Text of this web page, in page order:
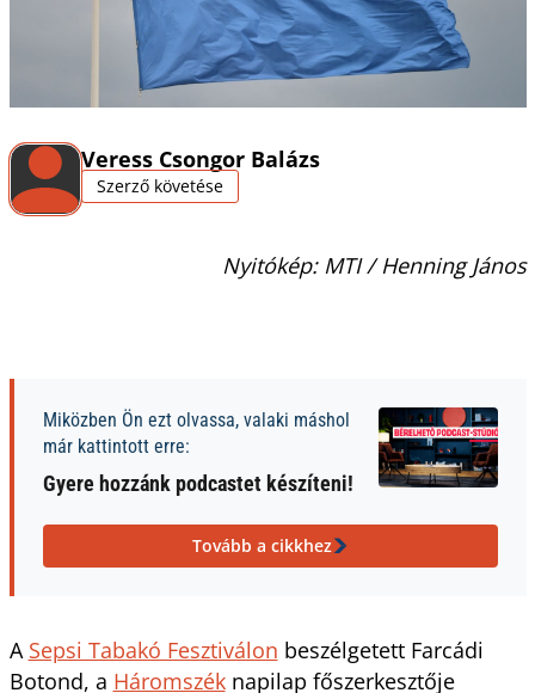
Veress Csongor Balázs
Szerző követése
Nyitókép: MTI / Henning János
Miközben Ön ezt olvassa, valaki máshol
már kattintott erre:
Gyere hozzánk podcastet készíteni!
Tovább a cikkhez
A Sepsi Tabakó Fesztiválon beszélgetett Farcádi
Botond, a Háromszéknapilap főszerkesztője